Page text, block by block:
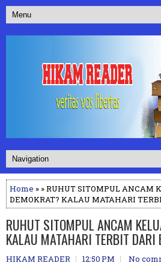
Home » » RUHUT SITOMPUL ANCAM
DEMOKRAT? KALAU MATAHARI
RUHUT SITOMPUL ANCAM
KALAU MATAHARI TERBIT DARI
HIKAM READER 12:50 PM No